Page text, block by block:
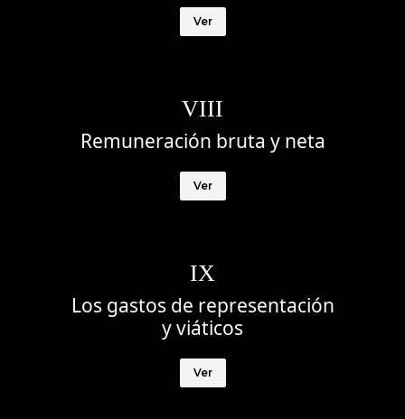
Ver
VIII
Remuneración bruta y neta
Ver
IX
Los gastos de representación
y viáticos
Ver